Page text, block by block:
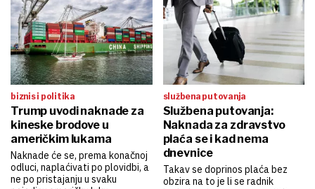
biznis i politika
Trump uvodi naknade za
kineske brodove u
američkim lukama
Naknade će se, prema konačnoj
odluci, naplaćivati po plovidbi, a
ne po pristajanju u svaku
službena putovanja
Službena putovanja:
Naknada za zdravstvo
plaća se i kad nema
dnevnice
Takav se doprinos plaća bez
obzira na to je li se radnik